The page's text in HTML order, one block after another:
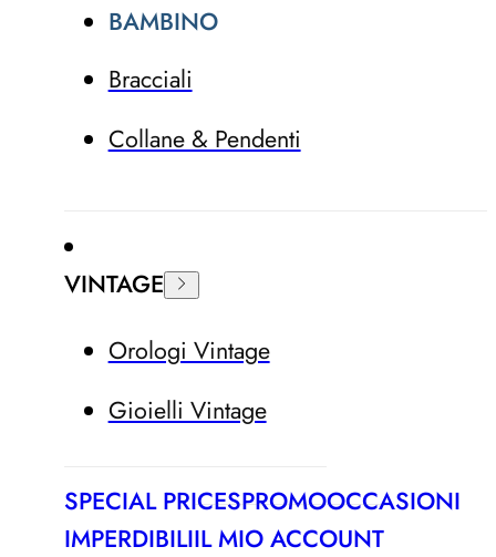
BAMBINO
Bracciali
Collane & Pendenti
VINTAGE
Orologi Vintage
Gioielli Vintage
SPECIAL PRICESPROMOOCCASIONI
IMPERDIBILIIL MIO ACCOUNT